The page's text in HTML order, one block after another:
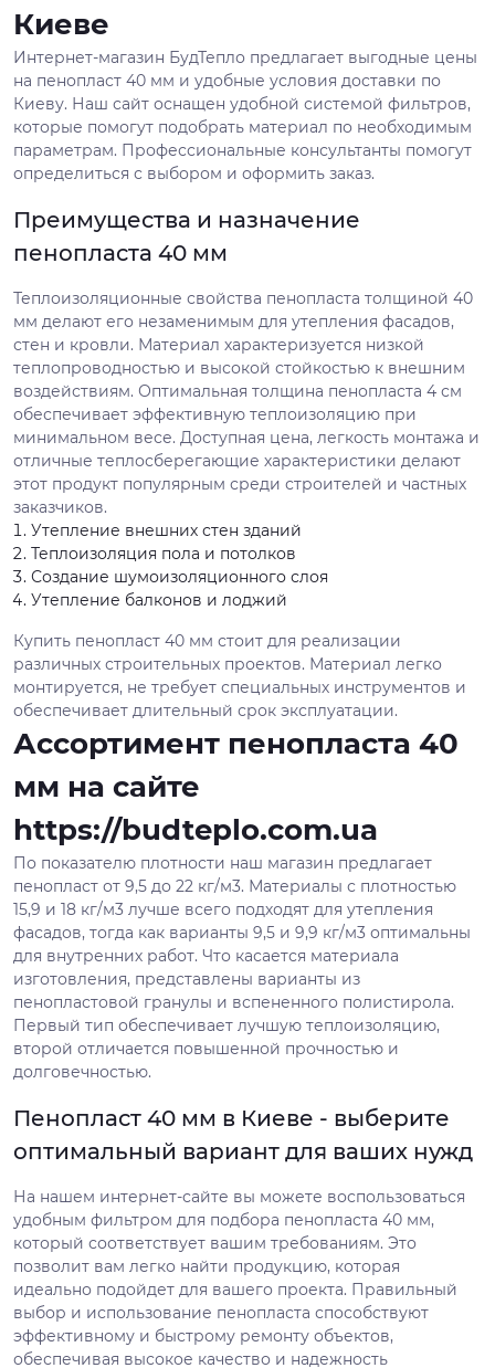
Киеве
Интернет-магазин БудТепло предлагает выгодные цены
на пенопласт 40 мм и удобные условия доставки по
Киеву. Наш сайт оснащен удобной системой фильтров,
которые помогут подобрать материал по необходимым
параметрам. Профессиональные консультанты помогут
определиться с выбором и оформить заказ.
Преимущества и назначение
пенопласта 40 мм
Теплоизоляционные свойства пенопласта толщиной 40
мм делают его незаменимым для утепления фасадов,
стен и кровли. Материал характеризуется низкой
теплопроводностью и высокой стойкостью к внешним
воздействиям. Оптимальная толщина пенопласта 4 см
обеспечивает эффективную теплоизоляцию при
минимальном весе. Доступная цена, легкость монтажа и
отличные теплосберегающие характеристики делают
этот продукт популярным среди строителей и частных
заказчиков.
Утепление внешних стен зданий
Теплоизоляция пола и потолков
Создание шумоизоляционного слоя
Утепление балконов и лоджий
Купить пенопласт 40 мм стоит для реализации
различных строительных проектов. Материал легко
монтируется, не требует специальных инструментов и
обеспечивает длительный срок эксплуатации.
Ассортимент пенопласта 40
мм на сайте
https://budteplo.com.ua
По показателю плотности наш магазин предлагает
пенопласт от 9,5 до 22 кг/м3. Материалы с плотностью
15,9 и 18 кг/м3 лучше всего подходят для утепления
фасадов, тогда как варианты 9,5 и 9,9 кг/м3 оптимальны
для внутренних работ. Что касается материала
изготовления, представлены варианты из
пенопластовой гранулы и вспененного полистирола.
Первый тип обеспечивает лучшую теплоизоляцию,
второй отличается повышенной прочностью и
долговечностью.
Пенопласт 40 мм в Киеве - выберите
оптимальный вариант для ваших нужд
На нашем интернет-сайте вы можете воспользоваться
удобным фильтром для подбора пенопласта 40 мм,
который соответствует вашим требованиям. Это
позволит вам легко найти продукцию, которая
идеально подойдет для вашего проекта. Правильный
выбор и использование пенопласта способствуют
эффективному и быстрому ремонту объектов,
обеспечивая высокое качество и надежность